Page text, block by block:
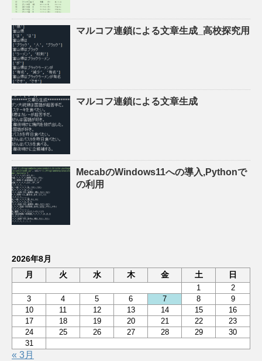
マルコフ連鎖による文章生成_高校探究用
マルコフ連鎖による文章生成
MecabのWindows11への導入,Pythonで
の利用
2026年8月
月
火 水 木 金 土 日
1
2
3
4 5 6 7 8
9
10
11 12 13 14 15
16
17
18 19 20 21 22
23
24
25 26 27 28 29
30
31
« 3月